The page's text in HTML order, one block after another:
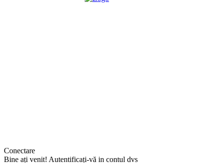
Conectare
Bine ați venit! Autentificați-vă in contul dvs